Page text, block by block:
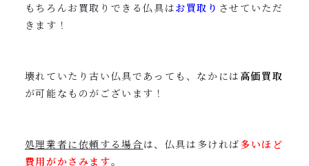
もちろんお買取りできる仏具はお買取り させていただ
きます！
壊れていたり古い仏具であっても、なかには 高価買取
が可能なものがございます！
処理業者に依頼する場合は、仏具は多ければ多いほど
費用がかさみます。